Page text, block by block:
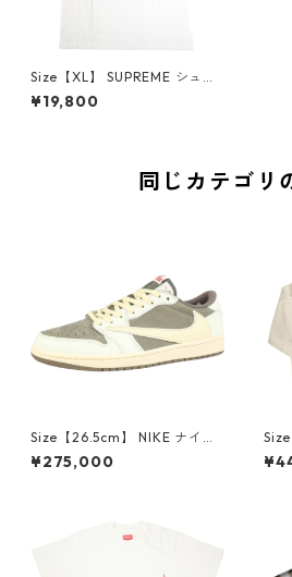
Size【XL】 SUPREME シュプ
リーム 24AW 4 Life Tee Whi
te Tシャツ 白 【新古品・未使
¥19,800
同じカテゴリ
Size【26.5cm】 NIKE ナイキ
×Travis Scott AIR JORDAN 1
LOW Reverse Mocha DM786
¥275,000
プ